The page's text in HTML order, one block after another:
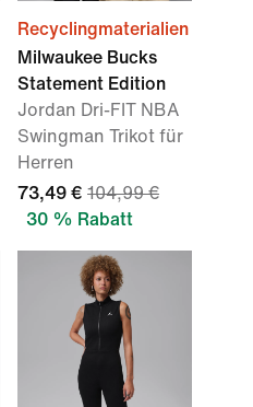
Recyclingmaterialien
Milwaukee Bucks
Statement Edition
Jordan Dri-FIT NBA
Swingman Trikot für
Herren
73,49 € 104,99 €
30 % Rabatt